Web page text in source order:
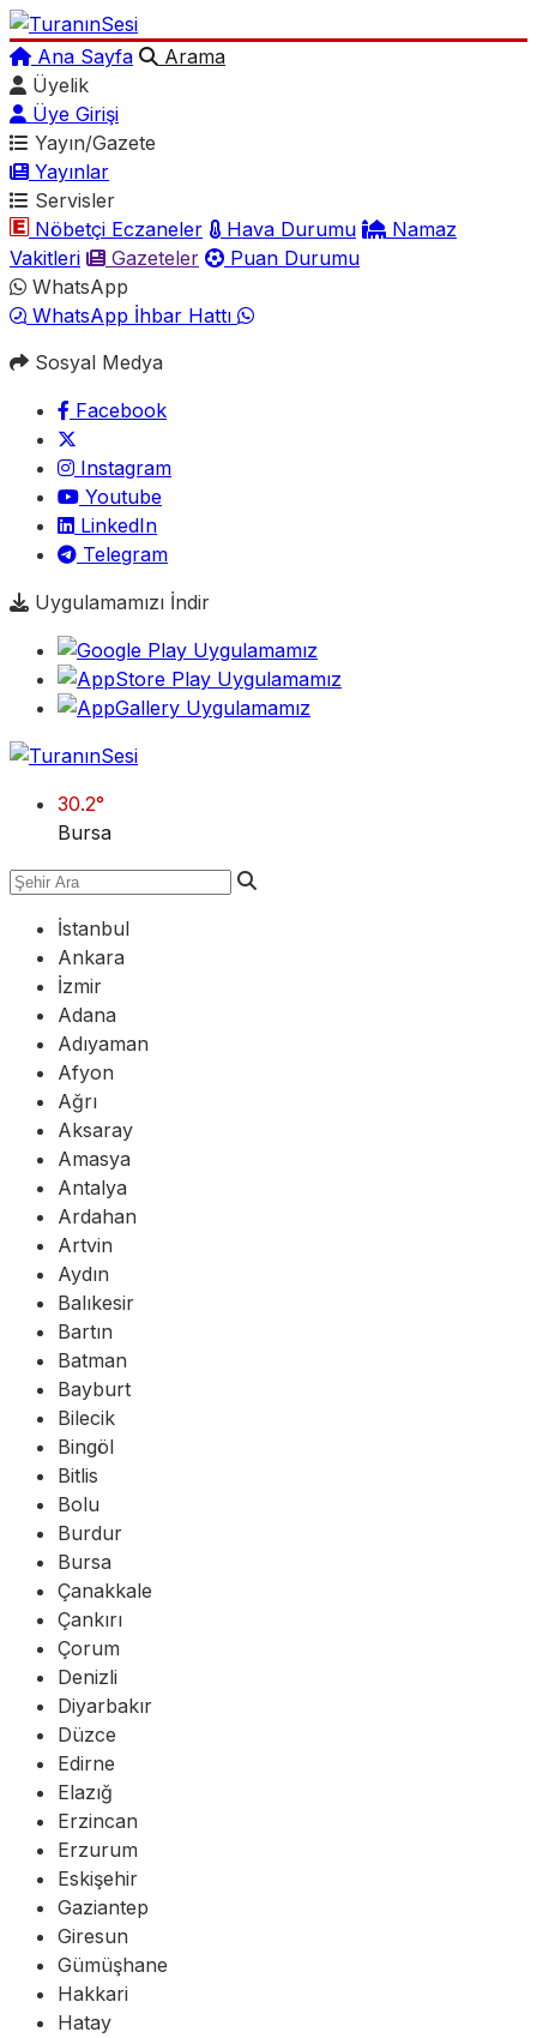
Ana Sayfa
Arama
Üyelik
Üye Girişi
Yayın/Gazete
Yayınlar
Servisler
Nöbetçi Eczaneler
Hava Durumu
Namaz
Vakitleri
Gazeteler
Puan Durumu
WhatsApp
WhatsApp İhbar Hattı
Sosyal Medya
Facebook
Instagram
Youtube
LinkedIn
Telegram
Uygulamamızı İndir
30.2°
Bursa
İstanbul
Ankara
İzmir
Adana
Adıyaman
Afyon
Ağrı
Aksaray
Amasya
Antalya
Ardahan
Artvin
Aydın
Balıkesir
Bartın
Batman
Bayburt
Bilecik
Bingöl
Bitlis
Bolu
Burdur
Bursa
Çanakkale
Çankırı
Çorum
Denizli
Diyarbakır
Düzce
Edirne
Elazığ
Erzincan
Erzurum
Eskişehir
Gaziantep
Giresun
Gümüşhane
Hakkari
Hatay